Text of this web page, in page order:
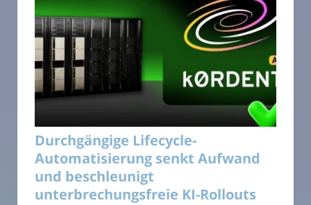
Durchgängige Lifecycle-
Automatisierung senkt Aufwand
und beschleunigt
unterbrechungsfreie KI-Rollouts